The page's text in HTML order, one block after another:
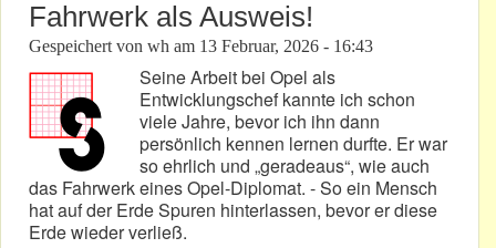
Fahrwerk als Ausweis!
Gespeichert von wh am 13 Februar, 2026 - 16:43
Seine Arbeit bei Opel als
Entwicklungschef kannte ich schon
viele Jahre, bevor ich ihn dann
persönlich kennen lernen durfte. Er war
so ehrlich und „geradeaus“, wie auch
das Fahrwerk eines Opel-Diplomat. - So ein Mensch
hat auf der Erde Spuren hinterlassen, bevor er diese
Erde wieder verließ.